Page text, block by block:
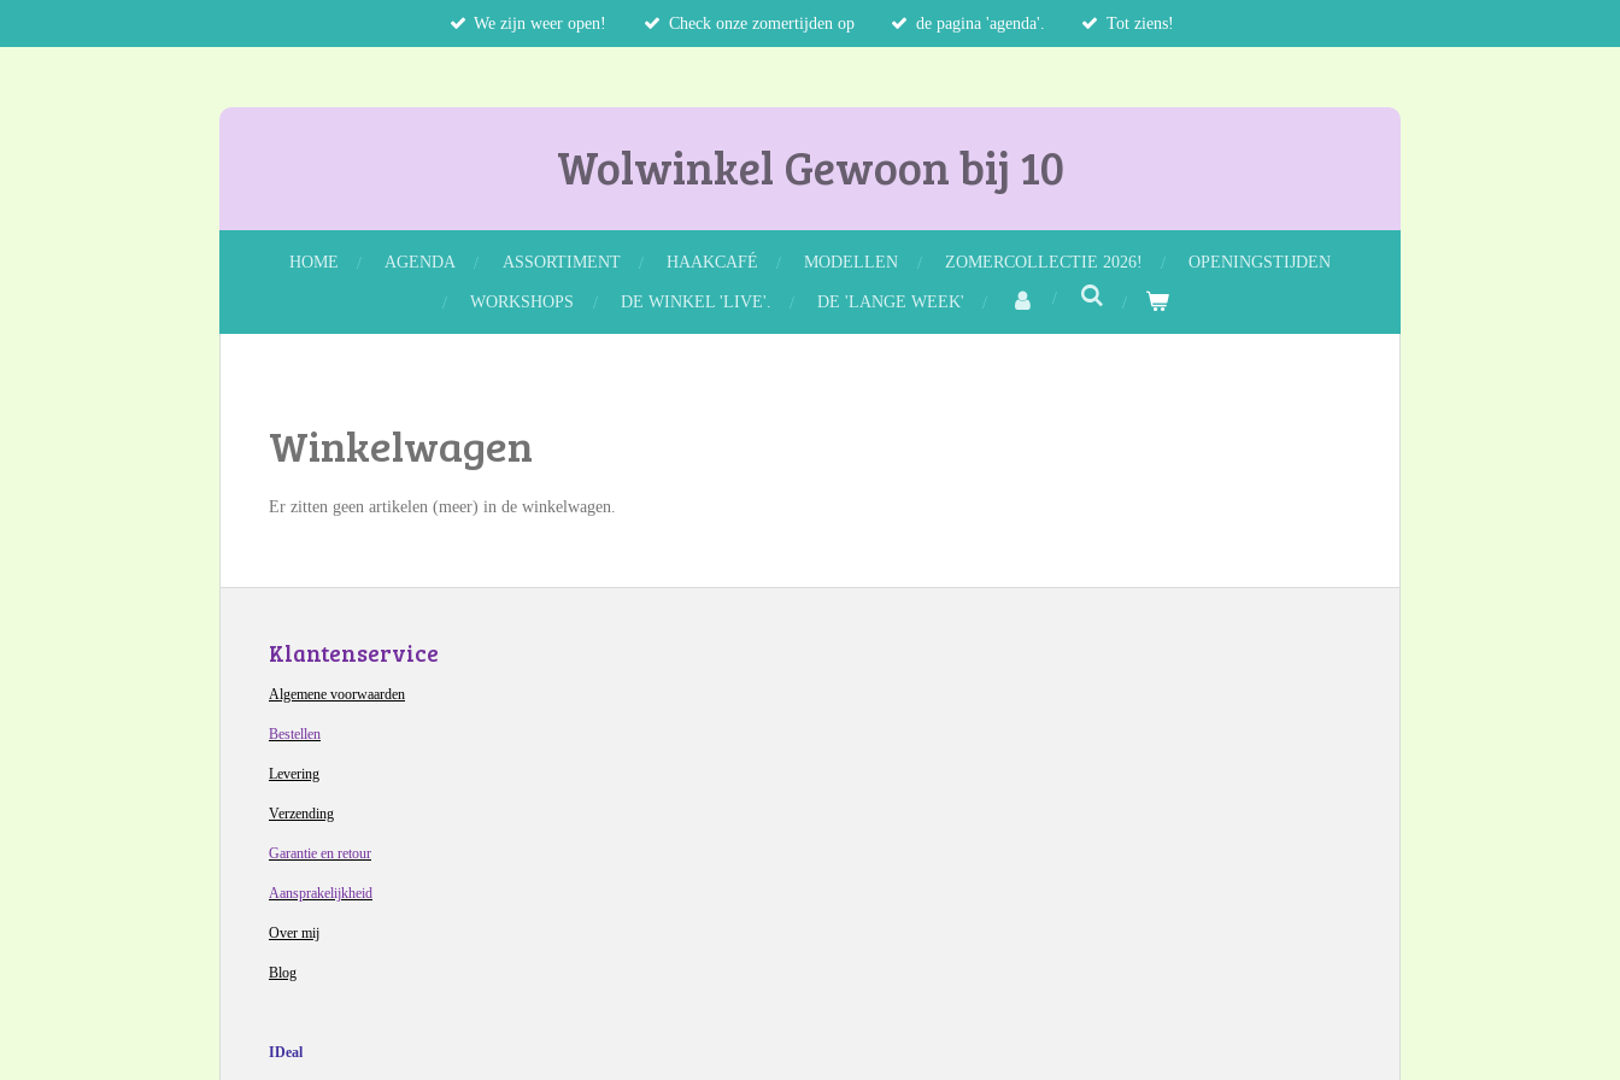
We zijn weer open! Check onze zomertijden op de pagina 'agenda'. Tot ziens!
Wolwinkel Gewoon bij 10
HOME AGENDA ASSORTIMENT HAAKCAFÉ MODELLEN ZOMERCOLLECTIE 2026! OPENINGSTIJDEN
WORKSHOPS DE WINKEL 'LIVE'. DE 'LANGE WEEK'
Winkelwagen
Er zitten geen artikelen (meer) in de winkelwagen.
Klantenservice
Algemene voorwaarden
Bestellen
Levering
Verzending
Garantie en retour
Aansprakelijkheid
Over mij
Blog
IDeal